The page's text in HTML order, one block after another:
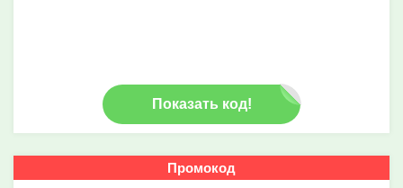
Показать код!
Промокод